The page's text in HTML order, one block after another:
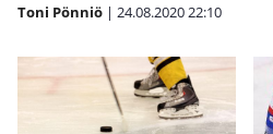
Toni Pönniö | 24.08.202022:10